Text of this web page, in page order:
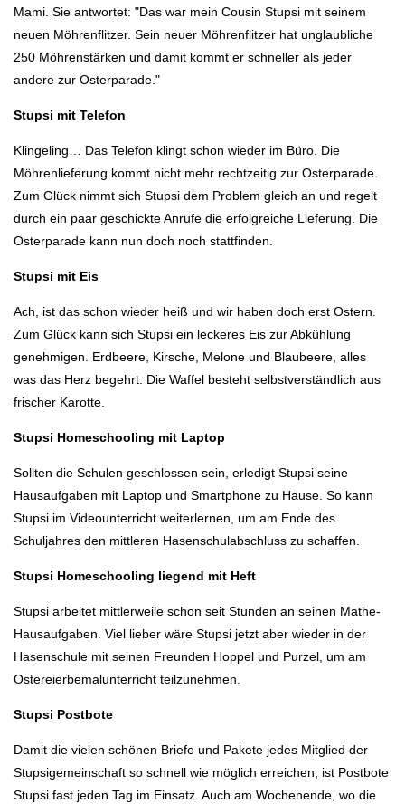
Mami. Sie antwortet: "Das war mein Cousin Stupsi mit seinem
neuen Möhrenflitzer. Sein neuer Möhrenflitzer hat unglaubliche
250 Möhrenstärken und damit kommt er schneller als jeder
andere zur Osterparade."
Stupsi mit Telefon
Klingeling… Das Telefon klingt schon wieder im Büro. Die
Möhrenlieferung kommt nicht mehr rechtzeitig zur Osterparade.
Zum Glück nimmt sich Stupsi dem Problem gleich an und regelt
durch ein paar geschickte Anrufe die erfolgreiche Lieferung. Die
Osterparade kann nun doch noch stattfinden.
Stupsi mit Eis
Ach, ist das schon wieder heiß und wir haben doch erst Ostern.
Zum Glück kann sich Stupsi ein leckeres Eis zur Abkühlung
genehmigen. Erdbeere, Kirsche, Melone und Blaubeere, alles
was das Herz begehrt. Die Waffel besteht selbstverständlich aus
frischer Karotte.
Stupsi Homeschooling mit Laptop
Sollten die Schulen geschlossen sein, erledigt Stupsi seine
Hausaufgaben mit Laptop und Smartphone zu Hause. So kann
Stupsi im Videounterricht weiterlernen, um am Ende des
Schuljahres den mittleren Hasenschulabschluss zu schaffen.
Stupsi Homeschooling liegend mit Heft
Stupsi arbeitet mittlerweile schon seit Stunden an seinen Mathe-
Hausaufgaben. Viel lieber wäre Stupsi jetzt aber wieder in der
Hasenschule mit seinen Freunden Hoppel und Purzel, um am
Ostereierbemalunterricht teilzunehmen.
Stupsi Postbote
Damit die vielen schönen Briefe und Pakete jedes Mitglied der
Stupsigemeinschaft so schnell wie möglich erreichen, ist Postbote
Stupsi fast jeden Tag im Einsatz. Auch am Wochenende, wo die